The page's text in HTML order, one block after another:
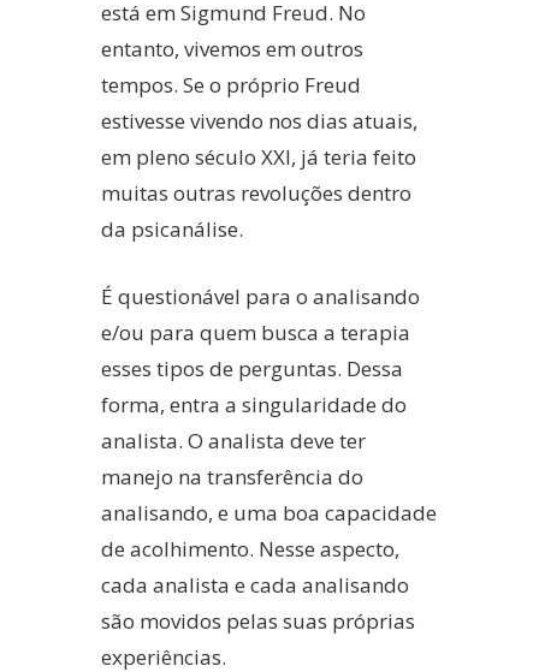
está em Sigmund Freud. No
entanto, vivemos em outros
tempos. Se o próprio Freud
estivesse vivendo nos dias atuais,
em pleno século XXI, já teria feito
muitas outras revoluções dentro
da psicanálise.
É questionável para o analisando
e/ou para quem busca a terapia
esses tipos de perguntas. Dessa
forma, entra a singularidade do
analista. O analista deve ter
manejo na transferência do
analisando, e uma boa capacidade
de acolhimento. Nesse aspecto,
cada analista e cada analisando
são movidos pelas suas próprias
experiências.